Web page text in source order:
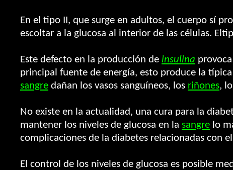
En el tipo II, que surge en adultos, el cuerpo sí
escoltar a la glucosa al interior de las células.
Este defecto en la producción de insulina
principal fuente de energía, esto produce la
sangre dañan los vasos sanguíneos, los riñones,
No existe en la actualidad, una cura para la
mantener los niveles de glucosa en la sangre lo
complicaciones de la diabetes relacionadas con el
El control de los niveles de glucosa es posible